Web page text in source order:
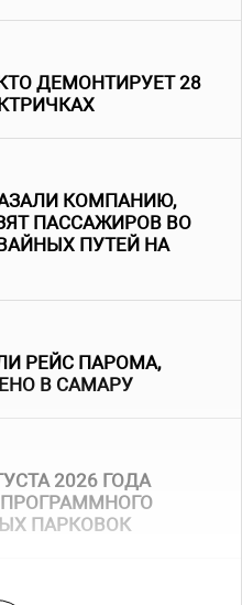
ДЕМОНТИРУЕТ 28
КОМПАНИЮ,
ПАССАЖИРОВ ВО
ПУТЕЙ НА
РЕЙС ПАРОМА,
В САМАРУ
2026 ГОДА
ПАРКОВОК